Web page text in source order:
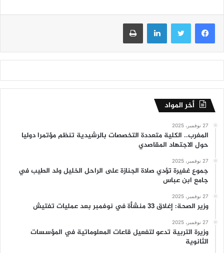
فيسبوك تويتر لينكدإن طباعة
أخر المواد
27 نوفمبر، 2025
المغرب.. الكلية متعددة التخصصات بالرشيدية تنظم مؤتمرا دوليا
حول الاجتهاد المقاصدي
27 نوفمبر، 2025
جموع غفيرة تؤدي صلاة الجنازة على الراحل الخليل ولد الطيب في
جامع ابن عباس
27 نوفمبر، 2025
وزير الصحة: إغلاق 33 منشأة في نوفمبر بعد عمليات تفتيش
27 نوفمبر، 2025
وزيرة التربية تدعو لتفعيل قاعات المعلوماتية في المؤسسات
الثانوية